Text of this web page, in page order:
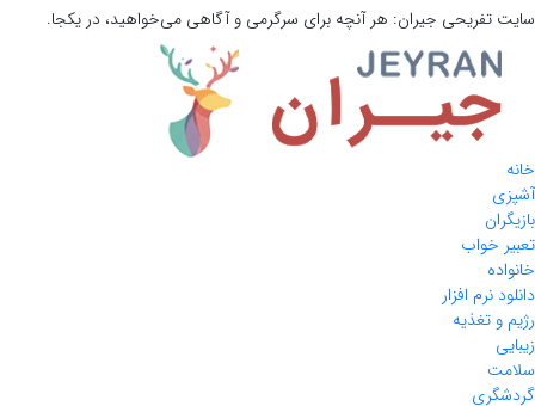
سایت تفریحی جیران: هر آنچه برای سرگرمی و آگاهی می‌خواهید، در یکجا.
خانه
آشپزی
بازیگران
تعبیر خواب
خانواده
دانلود نرم افزار
رژیم و تغذیه
زیبایی
سلامت
گردشگری